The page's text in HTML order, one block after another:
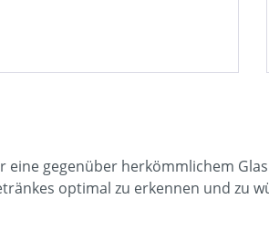
eine gegenüber herkömmlichem
optimal zu erkennen und zu